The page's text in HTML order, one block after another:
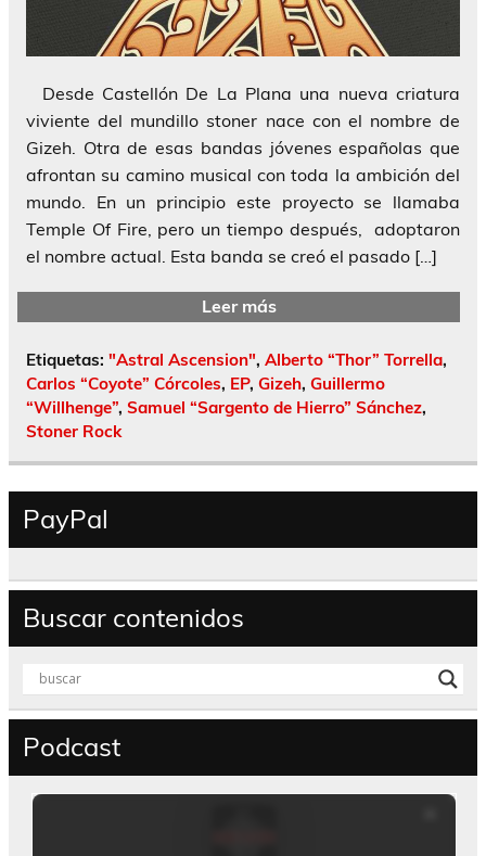
Desde Castellón De La Plana una nueva criatura
viviente del mundillo stoner nace con el nombre de
Gizeh. Otra de esas bandas jóvenes españolas que
afrontan su camino musical con toda la ambición del
mundo. En un principio este proyecto se llamaba
Temple Of Fire, pero un tiempo después, adoptaron
el nombre actual. Esta banda se creó el pasado […]
Leer más
Etiquetas: "Astral Ascension", Alberto “Thor” Torrella,
Carlos “Coyote” Córcoles, EP, Gizeh, Guillermo
“Willhenge”, Samuel “Sargento de Hierro” Sánchez,
Stoner Rock
PayPal
Buscar contenidos
Podcast